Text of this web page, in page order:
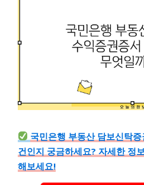
국민은행 부동산 담보신탁
건인지 궁금하세요? 자세한 정
해보세요!